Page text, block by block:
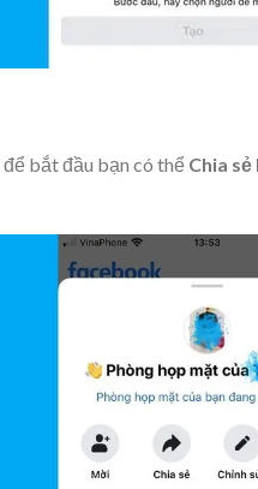
để bắt đầu bạn có thể Chia